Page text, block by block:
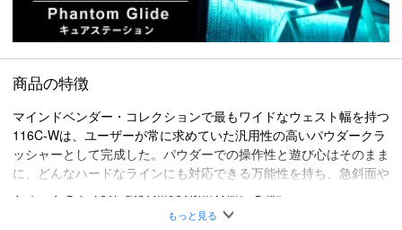
商品の特徴
マインドベンダー・コレクションで最もワイドなウェスト幅を持つ
116C-Wは、ユーザーが常に求めていた汎用性の高いパウダークラ
ッシャーとして完成した。パウダーでの操作性と遊び心はそのまま
に、どんなハードなラインにも対応できる万能性を持ち、急斜面や
スペクトラルブレイド / バイオ樹脂 / 一方向性亜麻 / All-Terrain Ro
もっと見る